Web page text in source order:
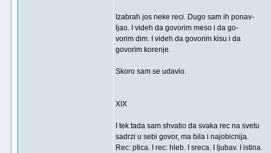
Izabrah jos neke reci. Dugo sam ih ponav-
ljao. I videh da govorim meso i da go-
vorim dim. I videh da govorim kisu i da
govorim korenje.
Skoro sam se udavio.
XIX
I tek tada sam shvatio da svaka rec na svetu
sadrzi u sebi govor, ma bila i najobicnija.
Rec: ptica. I rec: hleb. I sreca. I ljubav. I istina.